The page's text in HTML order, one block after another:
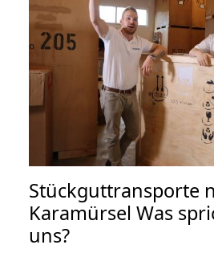
Stückguttransporte
Karamürsel Was
uns?